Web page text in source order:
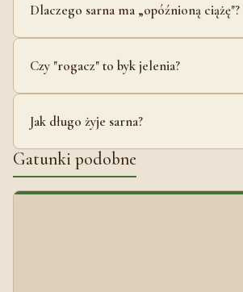
Dlaczego sarna ma „opóźnioną ciążę"?
Czy "rogacz" to byk jelenia?
Jak długo żyje sarna?
Gatunki podobne